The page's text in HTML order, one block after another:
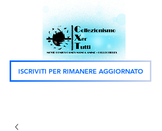
ISCRIVITI PER RIMANERE AGGIORNATO